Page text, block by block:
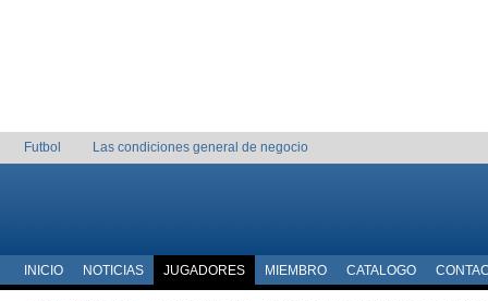
Futbol Las condiciones general de negocio
INICIO NOTICIAS JUGADORES MIEMBRO CATALOGO